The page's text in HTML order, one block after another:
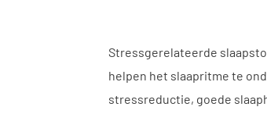
Stressgerelateerde
helpen het slaapritme te
stressreductie, goede